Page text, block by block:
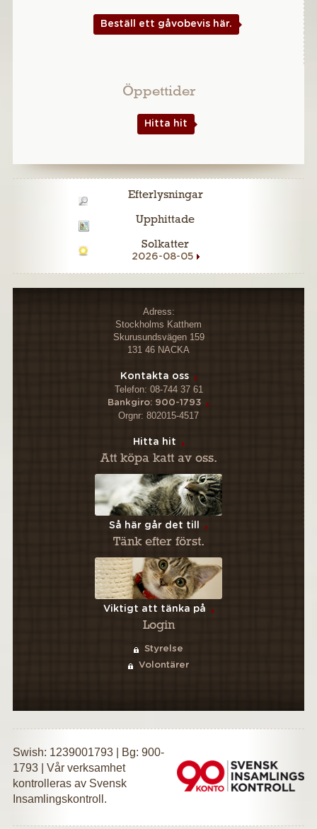
Beställ ett gåvobevis här.
Öppettider
Hitta hit
Efterlysningar
Upphittade
Solkatter
2026-08-05
Adress:
Stockholms Katthem
Skurusundsvägen 159
131 46 NACKA
Kontakta oss
Telefon: 08-744 37 61
Bankgiro: 900-1793
Orgnr: 802015-4517
Hitta hit
Att köpa katt av oss.
Så här går det till
Tänk efter först.
Viktigt att tänka på
Login
Styrelse
Volontärer
Swish: 1239001793 | Bg: 900-
1793 | Vår verksamhet
kontrolleras av Svensk
Insamlingskontroll.